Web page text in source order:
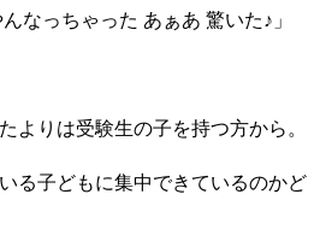
なっちゃった あぁあ 驚いた♪」
よりは受験生の子を持つ方から。
る子どもに集中できているのかど